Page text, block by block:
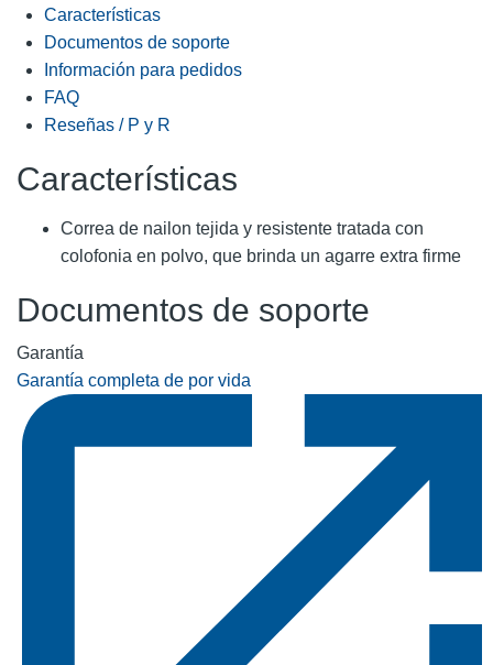
Características
Documentos de soporte
Información para pedidos
FAQ
Reseñas / P y R
Características
Correa de nailon tejida y resistente tratada con
colofonia en polvo, que brinda un agarre extra firme
Documentos de soporte
Garantía
Garantía completa de por vida